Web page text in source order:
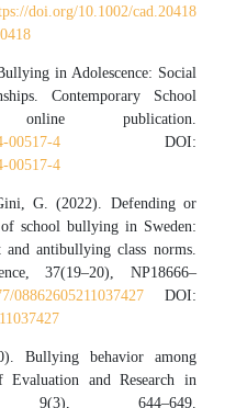
doi.org/10.1002/cad.20418
in Adolescence: Social
Contemporary School
online publication.
00517-4 DOI:
00517-4
G. (2022). Defending or
school bullying in Sweden:
antibullying class norms.
37(19–20), NP18666–
08862605211037427DOI:
Bullying behavior among
Evaluation and Research in
9(3), 644–649.